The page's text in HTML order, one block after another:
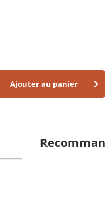
Ajouter au panier